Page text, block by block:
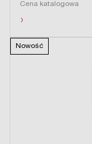
Cena katalogowa
›
Nowość